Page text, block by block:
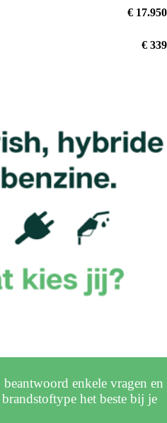
€ 17.950
€ 339
beantwoord enkele vragen en
het beste bij je